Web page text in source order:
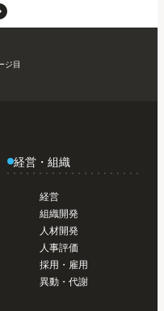
ジ目
経営・組織
経営
組織開発
人材開発
人事評価
採用・雇用
異動・代謝